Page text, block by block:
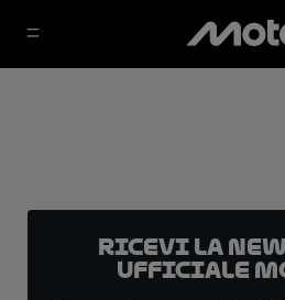
Ricevi la
ufficiale